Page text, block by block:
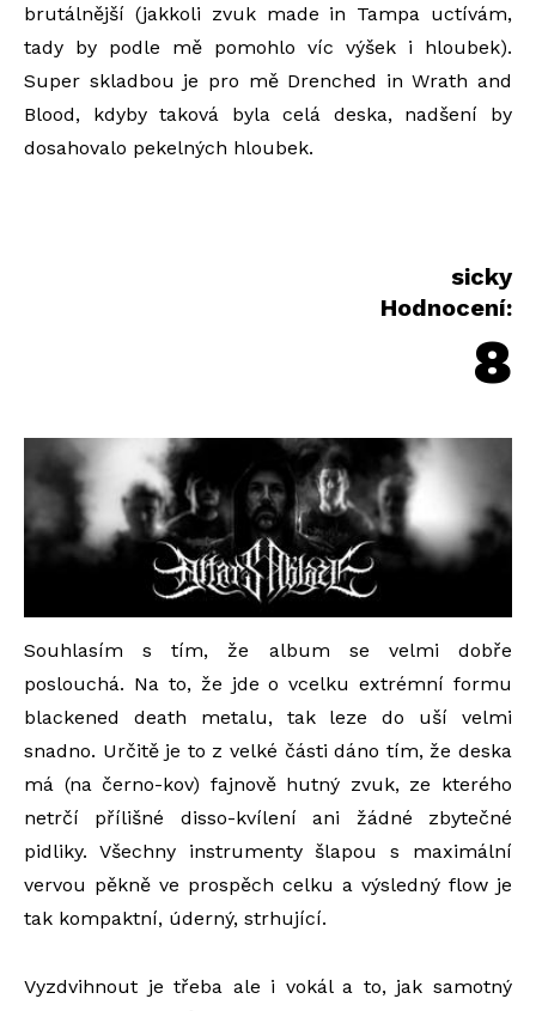
brutálnější (jakkoli zvuk made in Tampa uctívám,
tady by podle mě pomohlo víc výšek i hloubek).
Super skladbou je pro mě Drenched in Wrath and
Blood, kdyby taková byla celá deska, nadšení by
dosahovalo pekelných hloubek.
sicky
Hodnocení:
8
Souhlasím s tím, že album se velmi dobře
poslouchá. Na to, že jde o vcelku extrémní formu
blackened death metalu, tak leze do uší velmi
snadno. Určitě je to z velké části dáno tím, že deska
má (na černo-kov) fajnově hutný zvuk, ze kterého
netrčí přílišné disso-kvílení ani žádné zbytečné
pidliky. Všechny instrumenty šlapou s maximální
vervou pěkně ve prospěch celku a výsledný flow je
tak kompaktní, úderný, strhující.
Vyzdvihnout je třeba ale i vokál a to, jak samotný